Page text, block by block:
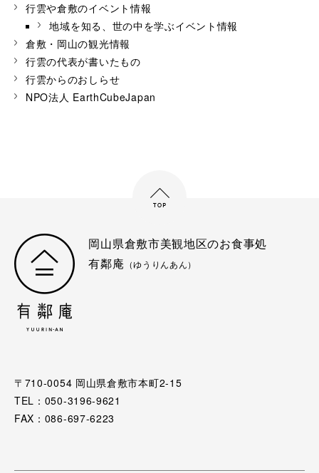
行雲や倉敷のイベント情報
地域を知る、世の中を学ぶイベント情報
倉敷・岡山の観光情報
行雲の代表が書いたもの
行雲からのおしらせ
NPO法人 EarthCubeJapan
岡山県倉敷市美観地区のお食事処
有鄰庵 （ゆうりんあん）
〒710-0054 岡山県倉敷市本町2-15
TEL：050-3196-9621
FAX：086-697-6223